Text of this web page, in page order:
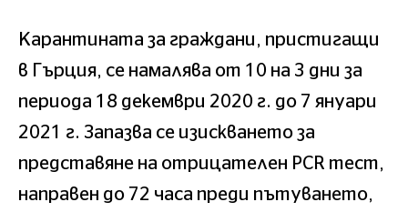
Карантината за граждани, пристигащи
в Гърция, се намалява от 10 на 3 дни за
периода 18 декември 2020 г. до 7 януари
2021 г. Запазва се изискването за
представяне на отрицателен PCR тест,
направен до 72 часа преди пътуването,